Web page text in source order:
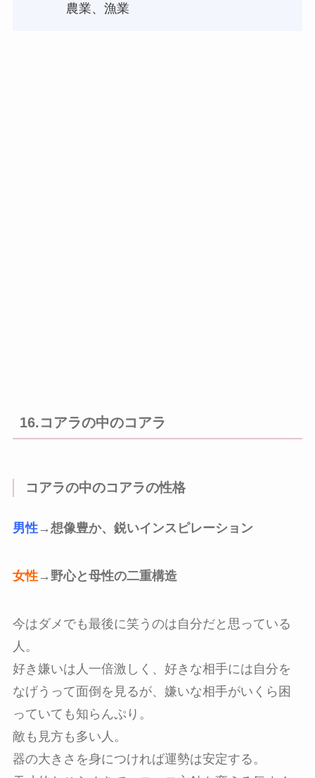
農業、漁業
16.コアラの中のコアラ
コアラの中のコアラの性格
男性→想像豊か、鋭いインスピレーション
女性→野心と母性の二重構造
今はダメでも最後に笑うのは自分だと思っている
人。
好き嫌いは人一倍激しく、好きな相手には自分を
なげうって面倒を見るが、嫌いな相手がいくら困
っていても知らんぷり。
敵も見方も多い人。
器の大きさを身につければ運勢は安定する。